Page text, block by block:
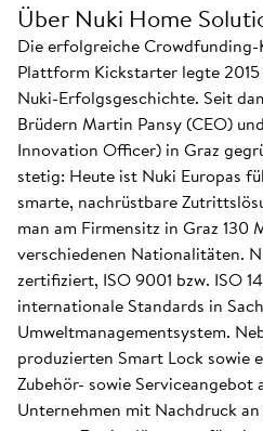
Über Nuki Home
Die erfolgreiche Crowdfunding-
Plattform Kickstarter legte
Nuki-Erfolgsgeschichte. Seit
Brüdern Martin Pansy (CEO)
Innovation Officer) in Graz
stetig: Heute ist Nuki Europas
smarte, nachrüstbare
man am Firmensitz in Graz 130
verschiedenen Nationalitäten.
zertifiziert, ISO 9001 bzw. ISO
internationale Standards in
Umweltmanagementsystem.
produzierten Smart Lock sowie
Zubehör- sowie
Unternehmen mit Nachdruck